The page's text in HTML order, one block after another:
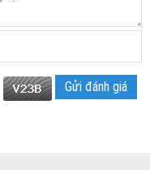
Gửi đánh giá